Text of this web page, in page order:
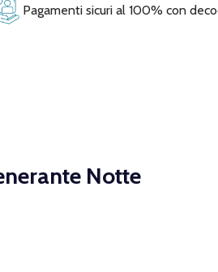
Pagamenti sicuri al 100% con
Notte